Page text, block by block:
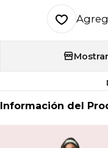
Información del